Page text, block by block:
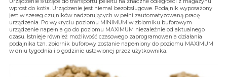
wprost do kotła. Urządzenie jest niemal bezobsługowe. Podajnik wyposażony
jest w szereg czujników nadzorujących w pełni zautomatyzowaną pracę
urządzenia. Po wykryciu poziomu MINIMUM w zbiorniku buforowym
urządzenie napełnia go do poziomu MAXIMUM niezależnie od aktualnego
czasu. Istnieje również możliwość czasowego zaprogramowania działania
podajnika tzn. zbiornik buforowy zostanie napełniony do poziomu MAXIMUM
w dniu tygodnia i o godzinie ustawionej przez użytkownika.